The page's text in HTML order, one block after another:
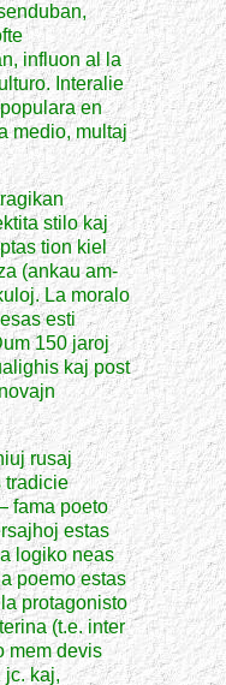
influon al la
Interalie
en
medio, multaj
stilo kaj
tion kiel
(ankau am-
La moralo
esti
150 jaroj
kaj post
rusaj
tradicie
fama poeto
estas
logiko neas
poemo estas
protagonisto
(t.e. inter
mem devis
jc. kaj,